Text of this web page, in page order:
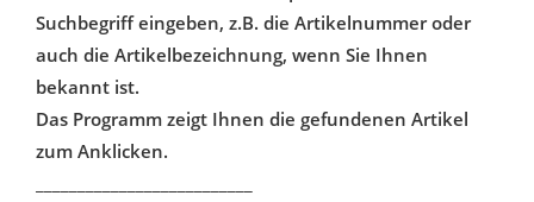
Suchbegriff eingeben, z.B. die Artikelnummer oder
auch die Artikelbezeichnung, wenn Sie Ihnen
bekannt ist.
Das Programm zeigt Ihnen die gefundenen Artikel
zum Anklicken.